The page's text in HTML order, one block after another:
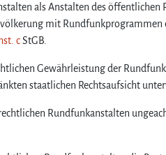
als Anstalten des
mit Rundfunkprogrammen
cStGB.
Gewährleistung der
staatlichen Rechtsaufsicht
Rundfunkanstalten